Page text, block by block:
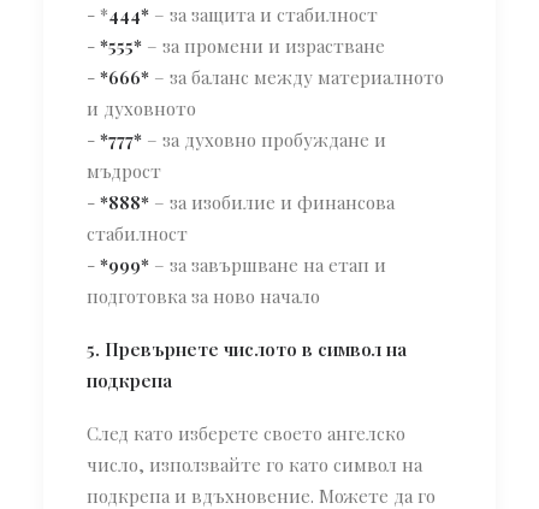
- *444* – за защита и стабилност
- *555* – за промени и израстване
- *666* – за баланс между материалното
и духовното
- *777* – за духовно пробуждане и
мъдрост
- *888* – за изобилие и финансова
стабилност
- *999* – за завършване на етап и
подготовка за ново начало
5. Превърнете числото в символ на
подкрепа
След като изберете своето ангелско
число, използвайте го като символ на
подкрепа и вдъхновение. Можете да го